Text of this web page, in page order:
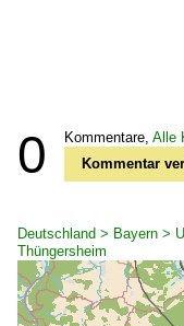
0 Kommentare, Alle
Kommentar
Deutschland > Bayern >
Thüngersheim